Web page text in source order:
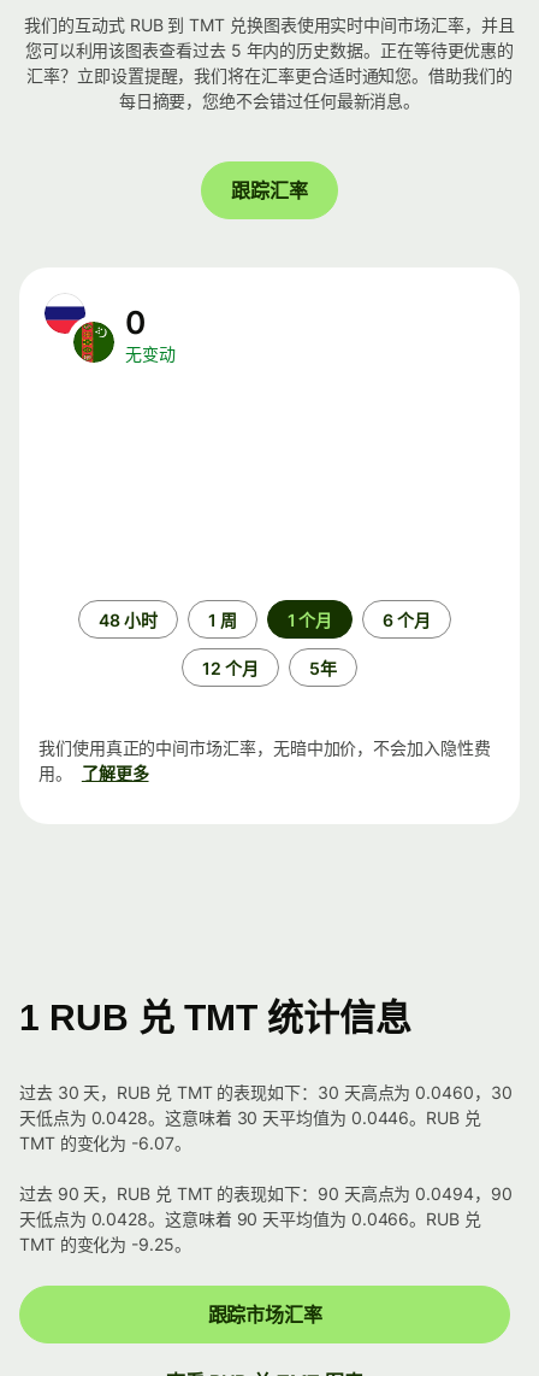
我们的互动式 RUB 到 TMT 兑换图表使用实时中间市场汇率，并且
您可以利用该图表查看过去 5 年内的历史数据。正在等待更优惠的
汇率？立即设置提醒，我们将在汇率更合适时通知您。借助我们的
每日摘要，您绝不会错过任何最新消息。
跟踪汇率
0
无变动
48 小时 1 周 1 个月 6 个月
12 个月 5年
我们使用真正的中间市场汇率，无暗中加价，不会加入隐性费
用。
了解更多
1 RUB 兑 TMT 统计信息
过去 30 天，RUB 兑 TMT 的表现如下：30 天高点为 0.0460，30
天低点为 0.0428。这意味着 30 天平均值为 0.0446。RUB 兑
TMT 的变化为 -6.07。
过去 90 天，RUB 兑 TMT 的表现如下：90 天高点为 0.0494，90
天低点为 0.0428。这意味着 90 天平均值为 0.0466。RUB 兑
TMT 的变化为 -9.25。
跟踪市场汇率